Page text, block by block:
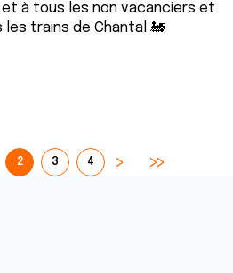
à tous les non vacanciers et
trains de Chantal 🚂
2 3 4